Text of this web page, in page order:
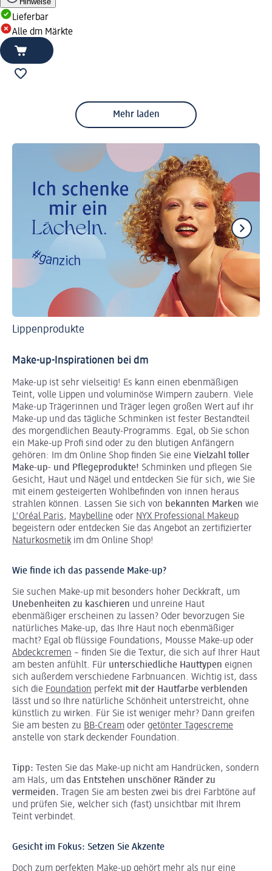
Lieferbar
Alle dm Märkte
Mehr laden
Lippenprodukte
Make-up-Inspirationen bei dm
Make-up ist sehr vielseitig! Es kann einen ebenmäßigen
Teint, volle Lippen und voluminöse Wimpern zaubern. Viele
Make-up Trägerinnen und Träger legen großen Wert auf ihr
Make-up und das tägliche Schminken ist fester Bestandteil
des morgendlichen Beauty-Programms. Egal, ob Sie schon
ein Make-up Profi sind oder zu den blutigen Anfängern
gehören: Im dm Online Shop finden Sie eine Vielzahl toller
Make-up- und Pflegeprodukte! Schminken und pflegen Sie
Gesicht, Haut und Nägel und entdecken Sie für sich, wie Sie
mit einem gesteigerten Wohlbefinden von innen heraus
strahlen können. Lassen Sie sich von bekannten Marken wie
L'Oréal Paris, Maybelline oder NYX Professional Makeup
begeistern oder entdecken Sie das Angebot an zertifizierter
Naturkosmetikim dm Online Shop!
Wie finde ich das passende Make-up?
Sie suchen Make-up mit besonders hoher Deckkraft, um
Unebenheiten zu kaschieren und unreine Haut
ebenmäßiger erscheinen zu lassen? Oder bevorzugen Sie
natürliches Make-up, das Ihre Haut noch ebenmäßiger
macht? Egal ob flüssige Foundations, Mousse Make-up oder
Abdeckcremen – finden Sie die Textur, die sich auf Ihrer Haut
am besten anfühlt. Für unterschiedliche Hauttypen eignen
sich außerdem verschiedene Farbnuancen. Wichtig ist, dass
sich die Foundation perfekt mit der Hautfarbe verblenden
lässt und so Ihre natürliche Schönheit unterstreicht, ohne
künstlich zu wirken. Für Sie ist weniger mehr? Dann greifen
Sie am besten zu BB-Cream oder getönter Tagescreme
anstelle von stark deckender Foundation.
Tipp: Testen Sie das Make-up nicht am Handrücken, sondern
am Hals, um das Entstehen unschöner Ränder zu
vermeiden. Tragen Sie am besten zwei bis drei Farbtöne auf
und prüfen Sie, welcher sich (fast) unsichtbar mit Ihrem
Teint verbindet.
Gesicht im Fokus: Setzen Sie Akzente
Doch zum perfekten Make-up gehört mehr als nur eine